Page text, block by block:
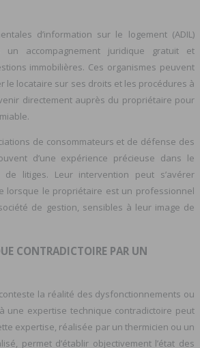
d’information sur le logement (ADIL)
accompagnement juridique gratuit et
immobilières. Ces organismes peuvent
le locataire sur ses droits et les procédures à
directement auprès du propriétaire pour
de consommateurs et de défense des
d’une expérience précieuse dans le
litiges. Leur intervention peut s’avérer
lorsque le propriétaire est un professionnel
de gestion, sensibles à leur image de
CONTRADICTOIRE PAR UN
la réalité des dysfonctionnements ou
une expertise technique contradictoire peut
expertise, réalisée par un thermicien ou un
permet d’établir objectivement l’état des